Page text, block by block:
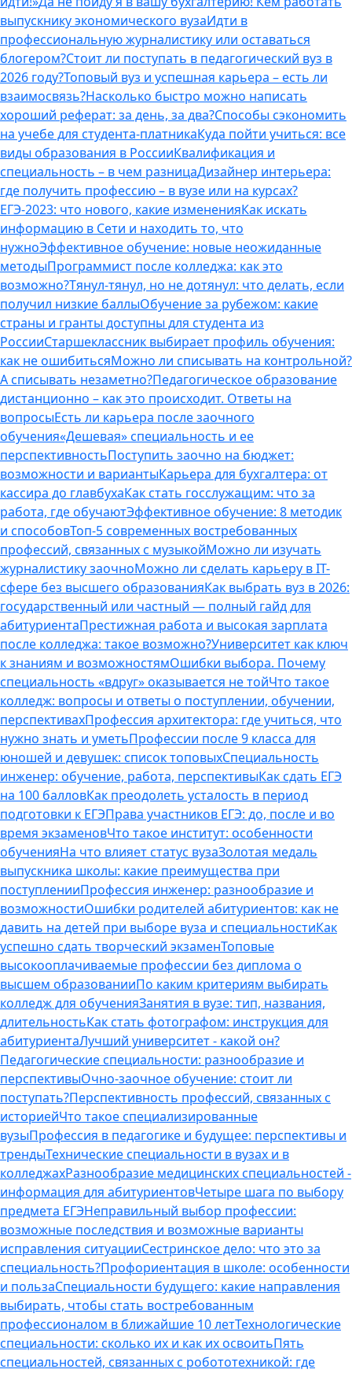
выпускнику экономического вузаИдти в
профессиональную журналистику или оставаться
блогером?Стоит ли поступать в педагогический вуз в
2026 году?Топовый вуз и успешная карьера – есть ли
взаимосвязь?Насколько быстро можно написать
хороший реферат: за день, за два?Способы сэкономить
на учебе для студента-платникаКуда пойти учиться: все
виды образования в РоссииКвалификация и
специальность – в чем разницаДизайнер интерьера:
где получить профессию – в вузе или на курсах?
ЕГЭ-2023: что нового, какие измененияКак искать
информацию в Сети и находить то, что
нужноЭффективное обучение: новые неожиданные
методыПрограммист после колледжа: как это
возможно?Тянул-тянул, но не дотянул: что делать, если
получил низкие баллыОбучение за рубежом: какие
страны и гранты доступны для студента из
РоссииСтаршеклассник выбирает профиль обучения:
как не ошибитьсяМожно ли списывать на контрольной?
А списывать незаметно?Педагогическое образование
дистанционно – как это происходит. Ответы на
вопросыЕсть ли карьера после заочного
обучения«Дешевая» специальность и ее
перспективностьПоступить заочно на бюджет:
возможности и вариантыКарьера для бухгалтера: от
кассира до главбухаКак стать госслужащим: что за
работа, где обучаютЭффективное обучение: 8 методик
и способовТоп-5 современных востребованных
профессий, связанных с музыкойМожно ли изучать
журналистику заочноМожно ли сделать карьеру в IT-
сфере без высшего образованияКак выбрать вуз в 2026:
государственный или частный — полный гайд для
абитуриентаПрестижная работа и высокая зарплата
после колледжа: такое возможно?Университет как ключ
к знаниям и возможностямОшибки выбора. Почему
специальность «вдруг» оказывается не тойЧто такое
колледж: вопросы и ответы о поступлении, обучении,
перспективахПрофессия архитектора: где учиться, что
нужно знать и уметьПрофессии после 9 класса для
юношей и девушек: список топовыхСпециальность
инженер: обучение, работа, перспективыКак сдать ЕГЭ
на 100 балловКак преодолеть усталость в период
подготовки к ЕГЭПрава участников ЕГЭ: до, после и во
время экзаменовЧто такое институт: особенности
обученияНа что влияет статус вузаЗолотая медаль
выпускника школы: какие преимущества при
поступленииПрофессия инженер: разнообразие и
возможностиОшибки родителей абитуриентов: как не
давить на детей при выборе вуза и специальностиКак
успешно сдать творческий экзаменТоповые
высокооплачиваемые профессии без диплома о
высшем образованииПо каким критериям выбирать
колледж для обученияЗанятия в вузе: тип, названия,
длительностьКак стать фотографом: инструкция для
абитуриентаЛучший университет - какой он?
Педагогические специальности: разнообразие и
перспективыОчно-заочное обучение: стоит ли
поступать?Перспективность профессий, связанных с
историейЧто такое специализированные
вузыПрофессия в педагогике и будущее: перспективы и
трендыТехнические специальности в вузах и в
колледжахРазнообразие медицинских специальностей -
информация для абитуриентовЧетыре шага по выбору
предмета ЕГЭНеправильный выбор профессии:
возможные последствия и возможные варианты
исправления ситуацииСестринское дело: что это за
специальность?Профориентация в школе: особенности
и пользаСпециальности будущего: какие направления
выбирать, чтобы стать востребованным
профессионалом в ближайшие 10 летТехнологические
специальности: сколько их и как их освоитьПять
специальностей, связанных с робототехникой: где